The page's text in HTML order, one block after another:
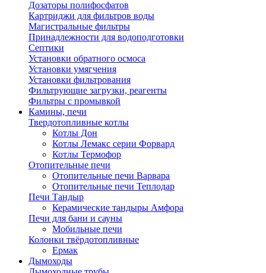
Дозаторы полифосфатов
Картриджи для фильтров воды
Магистральные фильтры
Принадлежности для водоподготовки
Септики
Установки обратного осмоса
Установки умягчения
Установки фильтрования
Фильтрующие загрузки, реагенты
Фильтры с промывкой
Камины, печи
Твердотопливные котлы
Котлы Дон
Котлы Лемакс серии Форвард
Котлы Термофор
Отопительные печи
Отопительные печи Варвара
Отопительные печи Теплодар
Печи Тандыр
Керамические тандыры Амфора
Печи для бани и сауны
Мобильные печи
Колонки твёрдотопливные
Ермак
Дымоходы